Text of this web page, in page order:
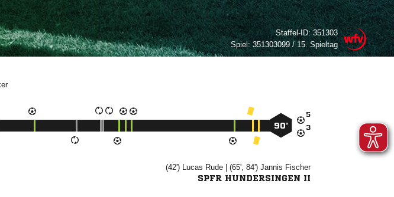
Staffel-ID:351303
Spiel:351303099 / 15. Spieltag


90’
(42')   | (65', 84') 
SPFR HUNDERSINGEN II